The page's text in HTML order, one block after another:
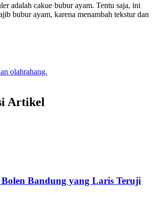
adalah cakue bubur ayam. Tentu saja, ini
bubur ayam, karena menambah tekstur dan
olahrahang.
Artikel
Bolen Bandung yang Laris Teruji